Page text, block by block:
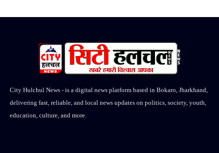
City Hulchul News - is a digital news platform based in Bokaro, Jharkhand,
delivering fast, reliable, and local news updates on politics, society, youth,
education, culture, and more.